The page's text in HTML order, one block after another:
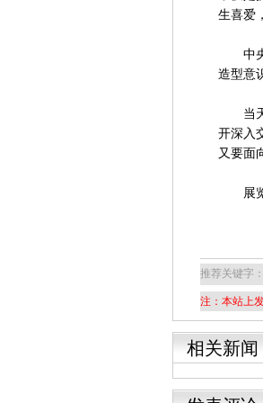
生喜爱
中央
造型意
当天
开深入
又要面
展览
推荐关键字
注：本站上
相关新闻